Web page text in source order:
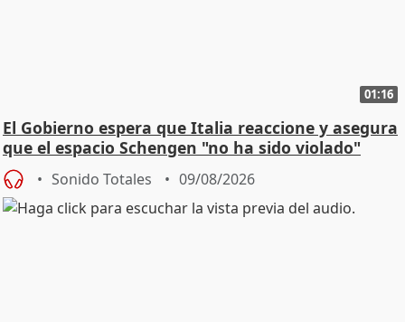
01:16
El Gobierno espera que Italia reaccione y asegura
que el espacio Schengen "no ha sido violado"
Sonido Totales 09/08/2026